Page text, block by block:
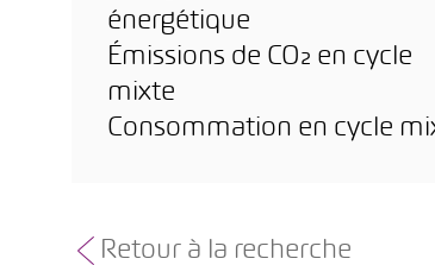
énergétique
Émissions de CO₂ en cycle
mixte
Consommation en cycle
Retour à la recherche